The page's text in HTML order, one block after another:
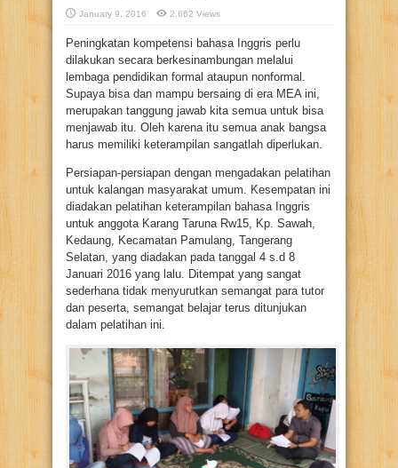
January 9, 2016 2,662 Views
Peningkatan kompetensi bahasa Inggris perlu
dilakukan secara berkesinambungan melalui
lembaga pendidikan formal ataupun nonformal.
Supaya bisa dan mampu bersaing di era MEA ini,
merupakan tanggung jawab kita semua untuk bisa
menjawab itu. Oleh karena itu semua anak bangsa
harus memiliki keterampilan sangatlah diperlukan.
Persiapan-persiapan dengan mengadakan pelatihan
untuk kalangan masyarakat umum. Kesempatan ini
diadakan pelatihan keterampilan bahasa Inggris
untuk anggota Karang Taruna Rw15, Kp. Sawah,
Kedaung, Kecamatan Pamulang, Tangerang
Selatan, yang diadakan pada tanggal 4 s.d 8
Januari 2016 yang lalu. Ditempat yang sangat
sederhana tidak menyurutkan semangat para tutor
dan peserta, semangat belajar terus ditunjukan
dalam pelatihan ini.